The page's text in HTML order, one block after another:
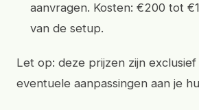
aanvragen. Kosten: €200 tot
van de setup.
Let op: deze prijzen zijn
eventuele aanpassingen aan je